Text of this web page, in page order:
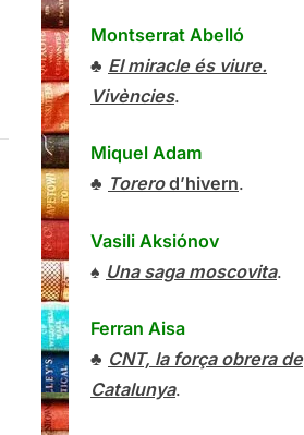
Montserrat Abelló
♣ El miracle és viure.
Vivències.
Miquel Adam
♣ Torerod’hivern.
Vasili Aksiónov
♠ Una saga moscovita.
Ferran Aisa
♣ CNT, la força obrera de
Catalunya.